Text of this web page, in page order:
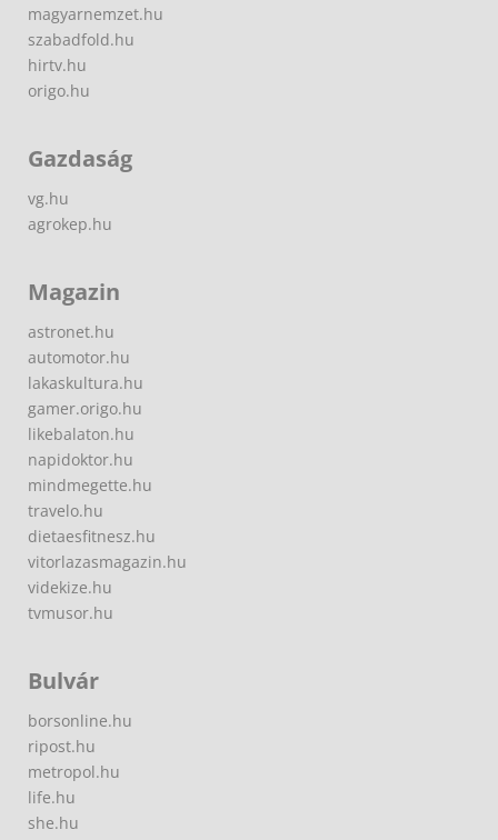
magyarnemzet.hu
szabadfold.hu
hirtv.hu
origo.hu
Gazdaság
vg.hu
agrokep.hu
Magazin
astronet.hu
automotor.hu
lakaskultura.hu
gamer.origo.hu
likebalaton.hu
napidoktor.hu
mindmegette.hu
travelo.hu
dietaesfitnesz.hu
vitorlazasmagazin.hu
videkize.hu
tvmusor.hu
Bulvár
borsonline.hu
ripost.hu
metropol.hu
life.hu
she.hu